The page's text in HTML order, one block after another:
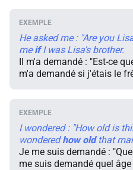
He asked me : "Are you
meifI was Lisa's brother.
Il m'a demandé : "Est-ce
m'a demandé si j'étais le
I wondered : "How old is
wonderedhow oldthat
Je me suis demandé :
me suis demandé quel